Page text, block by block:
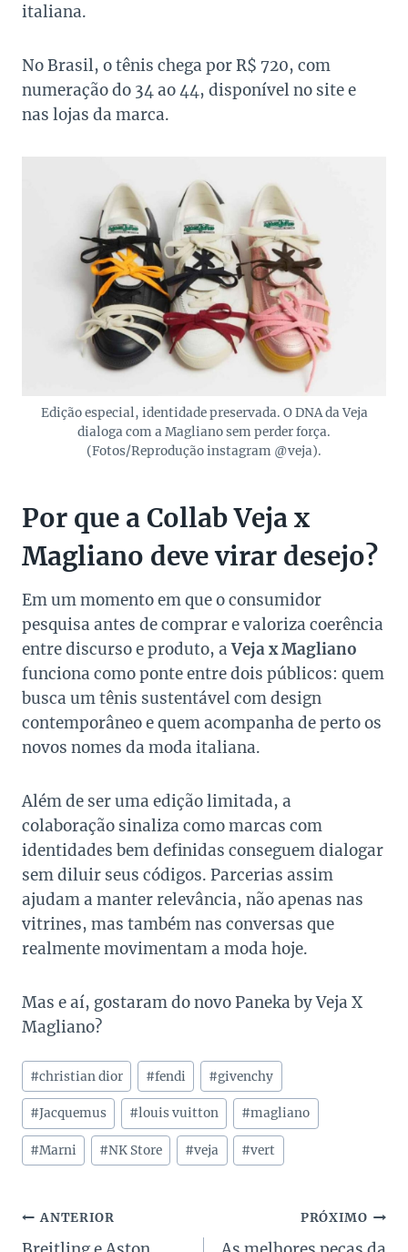
italiana.
No Brasil, o tênis chega por R$ 720, com
numeração do 34 ao 44, disponível no site e
nas lojas da marca.
Edição especial, identidade preservada. O DNA da Veja
dialoga com a Magliano sem perder força.
(Fotos/Reprodução instagram @veja).
Por que a Collab Veja x
Magliano deve virar desejo?
Em um momento em que o consumidor
pesquisa antes de comprar e valoriza coerência
entre discurso e produto, aVeja x Magliano
funciona como ponte entre dois públicos: quem
busca um tênis sustentável com design
contemporâneo e quem acompanha de perto os
novos nomes da moda italiana.
Além de ser uma edição limitada, a
colaboração sinaliza como marcas com
identidades bem definidas conseguem dialogar
sem diluir seus códigos. Parcerias assim
ajudam a manter relevância, não apenas nas
vitrines, mas também nas conversas que
realmente movimentam a moda hoje.
Mas e aí, gostaram do novo Paneka by Veja X
Magliano?
Tags
do
Post:
#christian dior #fendi #givenchy
#Jacquemus #louis vuitton #magliano
#Marni #NK Store #veja #vert
Navegação
ANTERIOR PRÓXIMO